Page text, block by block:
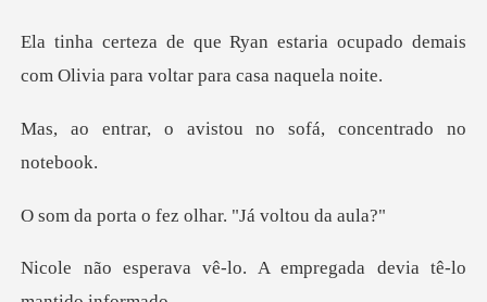
aria ocupado demais
com Olivia pa
istou no sofá, conce
fez olhar. "Já
lo. A empregada devia t